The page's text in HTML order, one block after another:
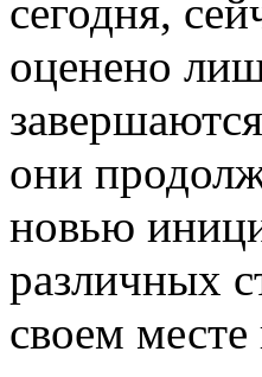
сегодня,
оценено
они
новью
различных
своем